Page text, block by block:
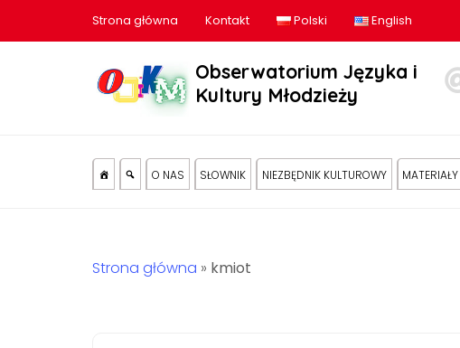
Strona główna Kontakt Polski English
Obserwatorium Języka i
Kultury Młodzieży
O NAS SŁOWNIK NIEZBĘDNIK KULTUROWY
Strona główna » kmiot